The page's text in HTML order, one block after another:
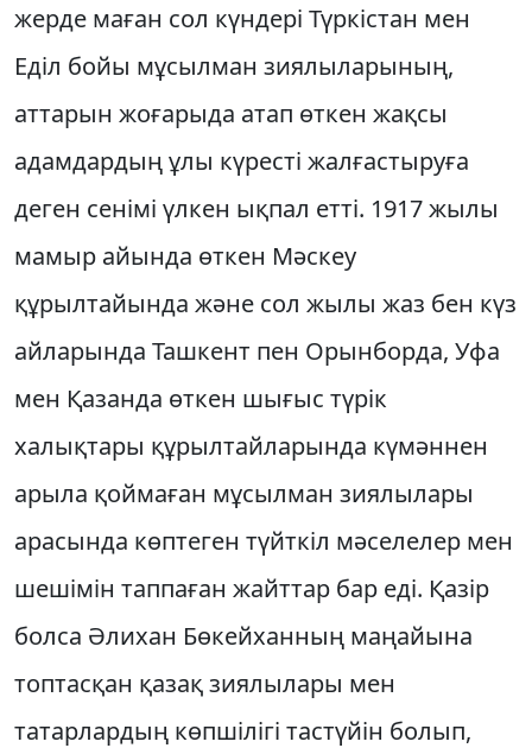
жерде маған сол күндерi Түркiстан мен
Едiл бойы мұсылман зиялыларының,
аттарын жоғарыда атап өткен жақсы
адамдардың ұлы күрестi жалғастыруға
деген сенiмi үлкен ықпал еттi. 1917 жылы
мамыр айында өткен Мәскеу
құрылтайында және сол жылы жаз бен күз
айларында Ташкент пен Орынборда, Уфа
мен Қазанда өткен шығыс түрiк
халықтары құрылтайларында күмәннен
арыла қоймаған мұсылман зиялылары
арасында көптеген түйткiл мәселелер мен
шешiмiн таппаған жайттар бар едi. Қазiр
болса Әлихан Бөкейханның маңайына
топтасқан қазақ зиялылары мен
татарлардың көпшiлiгi тастүйiн болып,